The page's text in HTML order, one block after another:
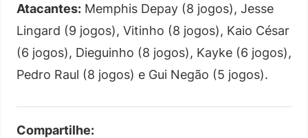
Atacantes: Memphis Depay (8 jogos), Jesse
Lingard (9 jogos), Vitinho (8 jogos), Kaio César
(6 jogos), Dieguinho (8 jogos), Kayke (6 jogos),
Pedro Raul (8 jogos) e Gui Negão (5 jogos).
Compartilhe: